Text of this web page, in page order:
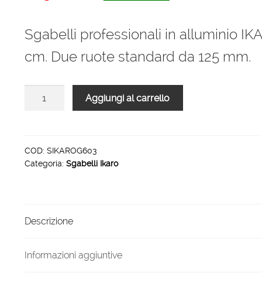
originale
era:
attuale
è:
816,00 €.
Sgabelli professionali in alluminio
cm. Due ruote standard da 125 mm.
gradini
grigliati
40
quantità
Aggiungi al carrello
COD: SIKAROG603
Categoria: Sgabelli Ikaro
Descrizione
Informazioni aggiuntive